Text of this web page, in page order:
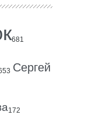
681
Сергей
172